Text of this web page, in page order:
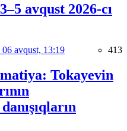
avqust 2026-cı
06 avqust, 13:19 413
Tokayevin